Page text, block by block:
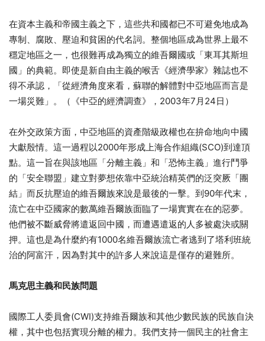
在資本主義和帝國主義之下，這些共和國都已不可避免地成為
專制、腐敗、壓迫和貧困的代名詞。整個地區成為世界上最不
穩定地區之一，也很難再成為獨立的維吾爾國或「東耳其斯坦
國」的典範。即使是新自由主義的喉舌《經濟學家》雜誌也不
得不承認，「從經濟角度來看，蘇聯的解體對中亞地區而言是
一場災難」。（《中亞的經濟調查》，2003年7月24日）
在外交政策方面，中亞地區的資產階級政權也在拚命地向中國
大獻殷情。這一過程以2000年形成上海合作組織(SCO)到達頂
點。這一旨在與該地區「分離主義」和「恐怖主義」進行鬥爭
的「安全聯盟」建立對夢想依靠中亞統治精英們的泛突厥「團
結」而反抗壓迫的維吾爾族來說是最後的一擊。到90年代末，
流亡在中亞國家的數萬維吾爾族面臨了一場實實在在的惡夢。
他們被不斷威脅將遣返回中國，而遭遇遣返的人多被處決或關
押。這也是為什麼約有1000名維吾爾族流亡者逃到了塔利班統
治的阿富汗，因為對其中的許多人來說這是僅存的避難所。
馬克思主義和民族問題
國際工人委員會(CWI)支持維吾爾族和其他少數民族的民族自決
權，其中也包括實現分離的權力。我們支持一個民主的社會主